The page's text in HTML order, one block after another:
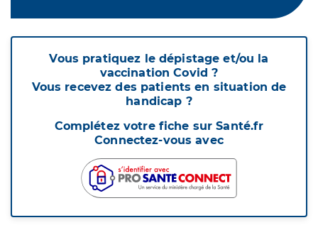
Vous pratiquez le dépistage et/ou la
vaccination Covid ?
Vous recevez des patients en situation de
handicap ?
Complétez votre fiche sur Santé.fr
Connectez-vous avec